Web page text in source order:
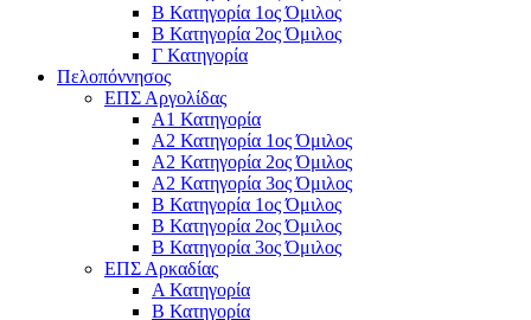
Β Κατηγορία 1ος Όμιλος
Β Κατηγορία 2ος Όμιλος
Γ Κατηγορία
Πελοπόννησος
ΕΠΣ Αργολίδας
Α1 Κατηγορία
Α2 Κατηγορία 1ος Όμιλος
Α2 Κατηγορία 2ος Όμιλος
Α2 Κατηγορία 3ος Όμιλος
Β Κατηγορία 1ος Όμιλος
Β Κατηγορία 2ος Όμιλος
Β Κατηγορία 3ος Όμιλος
ΕΠΣ Αρκαδίας
Α Κατηγορία
Β Κατηγορία